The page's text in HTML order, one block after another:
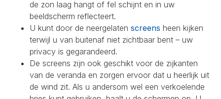
de zon laag hangt of fel schijnt en in uw
beeldscherm reflecteert.
U kunt door de neergelaten screens heen kijken
terwijl u van buitenaf niet zichtbaar bent – uw
privacy is gegarandeerd.
De screens zijn ook geschikt voor de zijkanten
van de veranda en zorgen ervoor dat u heerlijk uit
de wind zit. Als u andersom wel een verkoelende